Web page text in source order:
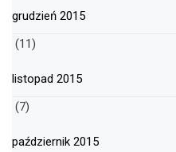
grudzień 2015
(11)
listopad 2015
(7)
październik 2015